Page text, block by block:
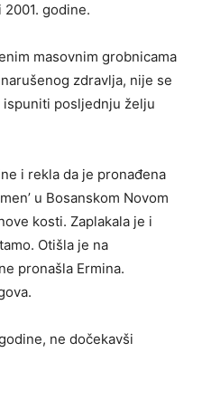
godine.
masovnim grobnicama
zdravlja, nije se
ispuniti posljednju želju
i rekla da je pronađena
u Bosanskom Novom
kosti. Zaplakala je i
Otišla je na
pronašla Ermina.
ne dočekavši